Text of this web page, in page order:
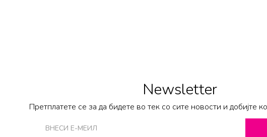
Newsletter
Претплатете се за да бидете во тек со сите новости и добијте